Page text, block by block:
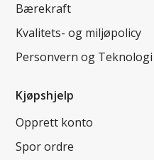
Bærekraft
Kvalitets- og miljøpolicy
Personvern og Teknologi
Kjøpshjelp
Opprett konto
Spor ordre